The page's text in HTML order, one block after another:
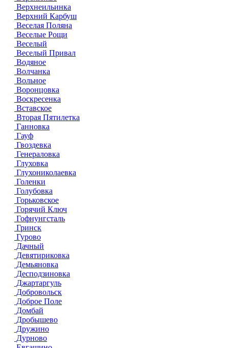
Верхнеильинка
Верхний Карбуш
Веселая Поляна
Веселые Рощи
Веселый
Веселый Привал
Водяное
Волчанка
Вольное
Воронцовка
Воскресенка
Вставское
Вторая Пятилетка
Ганновка
Гауф
Гвоздевка
Генераловка
Глуховка
Глухониколаевка
Голенки
Голубовка
Горьковское
Горячий Ключ
Гофнунгсталь
Гринск
Гурово
Дачный
Девятириковка
Демьяновка
Десподзиновка
Джартаргуль
Добровольск
Доброе Поле
Домбай
Дробышево
Дружино
Дурново